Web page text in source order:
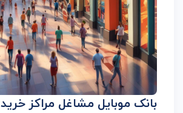
بانک موبایل مشاغل مراکز خرید